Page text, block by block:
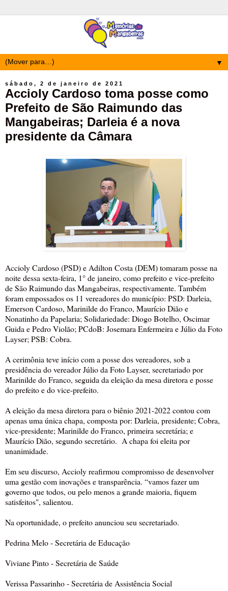
▼
sábado, 2 de janeiro de 2021
Accioly Cardoso toma posse como
Prefeito de São Raimundo das
Mangabeiras; Darleia é a nova
presidente da Câmara
Accioly Cardoso (PSD) e Adilton Costa (DEM) tomaram posse na
noite dessa sexta-feira, 1° de janeiro, como prefeito e vice-prefeito
de São Raimundo das Mangabeiras, respectivamente. Também
foram empossados os 11 vereadores do município: PSD: Darleia,
Emerson Cardoso, Marinilde do Franco, Maurício Dião e
Nonatinho da Papelaria; Solidariedade: Diogo Botelho, Oscimar
Guida e Pedro Violão; PCdoB: Josemara Enfermeira e Júlio da Foto
Layser; PSB: Cobra.
A cerimônia teve início com a posse dos vereadores, sob a
presidência do vereador Júlio da Foto Layser, secretariado por
Marinilde do Franco, seguida da eleição da mesa diretora e posse
do prefeito e do vice-prefeito.
A eleição da mesa diretora para o biênio 2021-2022 contou com
apenas uma única chapa, composta por: Darleia, presidente; Cobra,
vice-presidente; Marinilde do Franco, primeira secretária; e
Maurício Dião, segundo secretário. A chapa foi eleita por
unanimidade.
Em seu discurso, Accioly reafirmou compromisso de desenvolver
uma gestão com inovações e transparência. “vamos fazer um
governo que todos, ou pelo menos a grande maioria, fiquem
satisfeitos", salientou.
Na oportunidade, o prefeito anunciou seu secretariado.
Pedrina Melo - Secretária de Educação
Viviane Pinto - Secretária de Saúde
Verissa Passarinho - Secretária de Assistência Social